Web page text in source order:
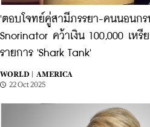
'ตอบโจทย์คู่สามีภรรยา-คนนอนก
Snorinator คว้าเงิน 100,000 เห
รายการ 'Shark Tank'
WORLD |
AMERICA
22 Oct 2025